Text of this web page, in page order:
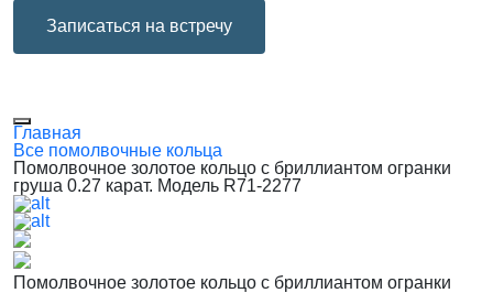
Записаться на встречу
Главная
Все помолвочные кольца
Помолвочное золотое кольцо с бриллиантом огранки
груша 0.27 карат. Модель R71-2277
Помолвочное золотое кольцо с бриллиантом огранки